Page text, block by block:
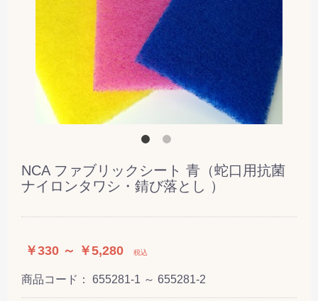
NCA ファブリックシート 青（蛇口用抗菌
ナイロンタワシ・錆び落とし ）
￥330 ～ ￥5,280 税込
商品コード： 655281-1 ～ 655281-2